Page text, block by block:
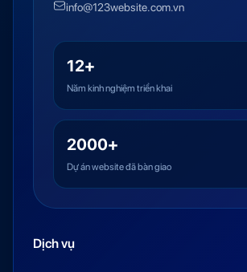
info@123website.com.vn
12+
Năm kinh nghiệm triển khai
2000+
Dự án website đã bàn giao
Dịch vụ